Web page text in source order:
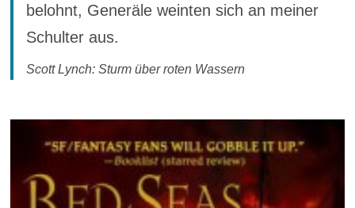
belohnt, Generäle weinten sich an meiner
Schulter aus.
Scott Lynch: Sturm über roten Wassern